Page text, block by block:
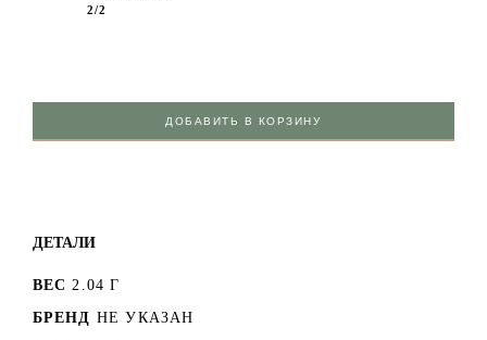
2/2
ДОБАВИТЬ В КОРЗИНУ
ДЕТАЛИ
ВЕС 2.04 Г
БРЕНД НЕ УКАЗАН